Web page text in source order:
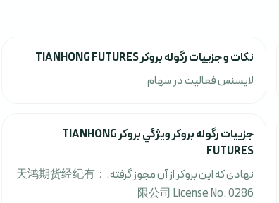
نکات و جزييات رگوله بروکر TIANHONG FUTURES
لایسنس فعالیت در سهام
جزييات رگوله بروکر ويژگي بروکر TIANHONG
FUTURES
نهادی که این بروکر از آن مجوز گرفته:：天鸿期货经纪有
限公司 License No. 0286